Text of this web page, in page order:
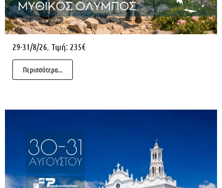
29-31/8/26, Τιμή: 235€
Περισσότερα...